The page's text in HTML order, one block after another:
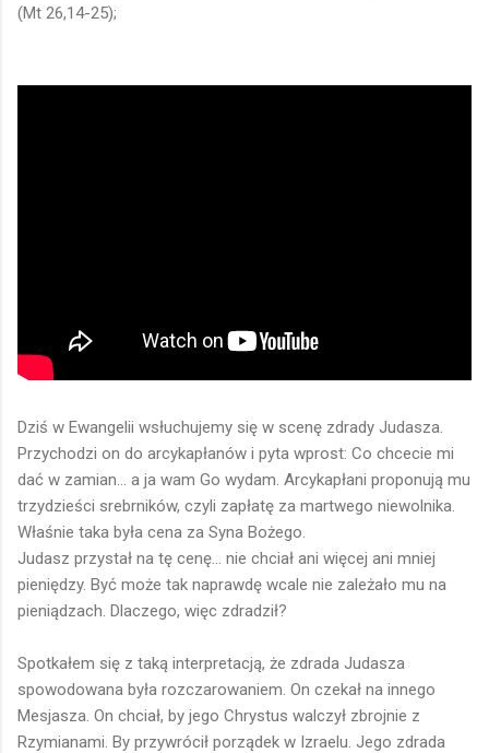
(Mt 26,14-25);
Dziś w Ewangelii wsłuchujemy się w scenę zdrady Judasza.
Przychodzi on do arcykapłanów i pyta wprost: Co chcecie mi
dać w zamian... a ja wam Go wydam. Arcykapłani proponują mu
trzydzieści srebrników, czyli zapłatę za martwego niewolnika.
Właśnie taka była cena za Syna Bożego.
Judasz przystał na tę cenę... nie chciał ani więcej ani mniej
pieniędzy. Być może tak naprawdę wcale nie zależało mu na
pieniądzach. Dlaczego, więc zdradził?
Spotkałem się z taką interpretacją, że zdrada Judasza
spowodowana była rozczarowaniem. On czekał na innego
Mesjasza. On chciał, by jego Chrystus walczył zbrojnie z
Rzymianami. By przywrócił porządek w Izraelu. Jego zdrada